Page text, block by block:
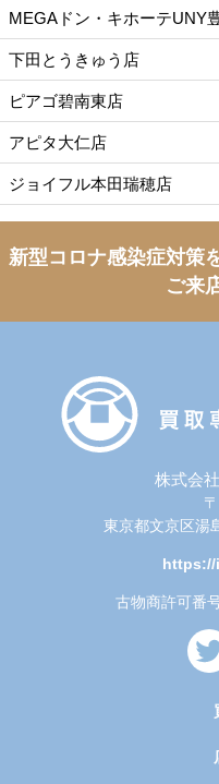
MEGAドン・キホーテUNY
下田とうきゅう店
ピアゴ碧南東店
アピタ大仁店
ジョイフル本田瑞穂店
新型コロナ感染症対策
ご来
株式会
東京都文京区湯
https://
古物商許可番